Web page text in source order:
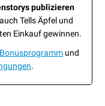
publizieren
Tells Äpfel und
Einkauf gewinnen.
und
.